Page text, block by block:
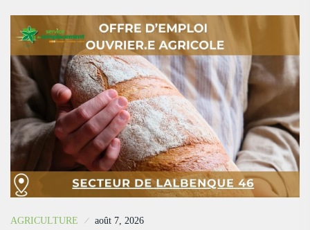
AGRICULTURE août 7, 2026